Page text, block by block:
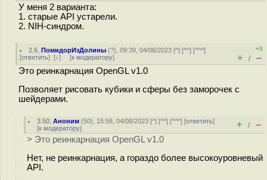
У меня 2 варианта:
1. старые API устарели.
2. NIH-синдром.
2.6 ,ПомидорИзДолины (?), 09:39, 04/08/2023 [^] [^^] [^^^]
[ответить] [↓] [к модератору]
+3
+ / –
Это реинкарнация OpenGL v1.0
Позволяет рисовать кубики и сферы без заморочек с
шейдерами.
3.50 ,Аноним (50), 15:58, 04/08/2023 [^] [^^] [^^^] [ответить]
[к модератору] + / –
> Это реинкарнация OpenGL v1.0
Нет, не реинкарнация, а гораздо более высокоуровневый
API.